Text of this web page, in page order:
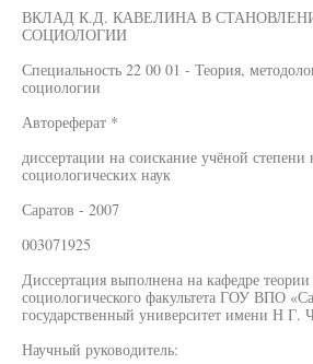
ВКЛАД К.Д. КАВЕЛИНА В
СОЦИОЛОГИИ
Специальность 22 00 01 - Теория,
социологии
Автореферат *
диссертации на соискание учёной степени
социологических наук
Саратов - 2007
003071925
Диссертация выполнена на кафедре
социологического факультета ГОУ ВПО
государственный университет имени Н Г.
Научный руководитель: